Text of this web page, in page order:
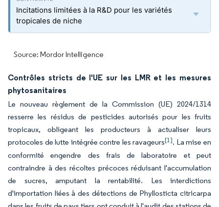
Incitations limitées à la R&D pour les variétés
tropicales de niche
Source: Mordor Intelligence
Contrôles stricts de l'UE sur les LMR et les mesures
phytosanitaires
Le nouveau règlement de la Commission (UE) 2024/1314
resserre les résidus de pesticides autorisés pour les fruits
tropicaux, obligeant les producteurs à actualiser leurs
protocoles de lutte intégrée contre les ravageurs[1]. La mise en
conformité engendre des frais de laboratoire et peut
contraindre à des récoltes précoces réduisant l'accumulation
de sucres, amputant la rentabilité. Les interdictions
d'importation liées à des détections de Phyllosticta citricarpa